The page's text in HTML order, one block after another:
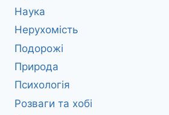
Наука
Нерухомість
Подорожі
Природа
Психологія
Розваги та хобі